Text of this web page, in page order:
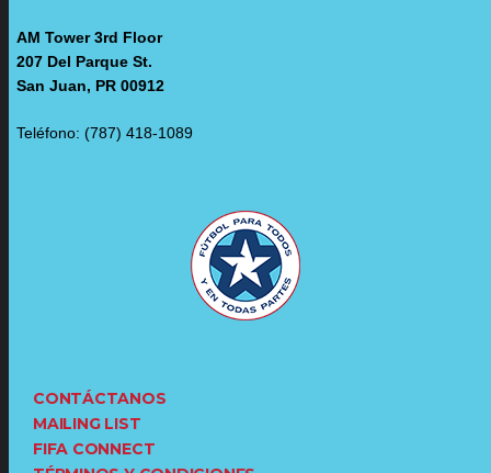
AM Tower 3rd Floor
207 Del Parque St.
San Juan, PR 00912
Teléfono: (787) 418-1089
CONTÁCTANOS
MAILING LIST
FIFA CONNECT